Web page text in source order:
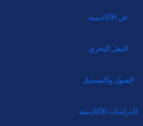
عن الأكاديمية
النقل البحري
القبول والتسجيل
الدراسات الأكاديمية